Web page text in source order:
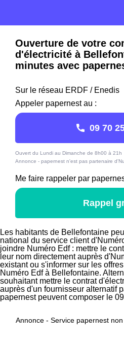
Ouverture de votre
d'électricité à
minutes avec
Sur le réseau ERDF / Enedis
Appeler papernest au :
09 70
Ouvert du Lundi au Dimanche de 8h00 à 21h
Annonce - papernest n'est pas partenaire
Me faire rappeler par
Rappel
Les habitants de Bellefontaine
national du service client
joindre Numéro Edf : mettre le
leur nom directement auprès
existant ou s'informer sur les
Numéro Edf à Bellefontaine.
souhaitant mettre le contrat
auprès d'un fournisseur alternatif
papernest peuvent composer le
Annonce - Service papernest